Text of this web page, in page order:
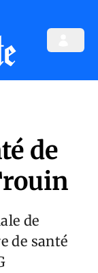
de
de
de santé